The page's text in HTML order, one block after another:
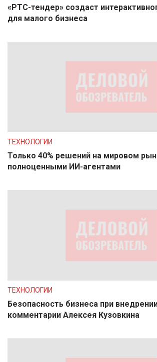
«РТС-тендер» создаст
для малого бизнеса
ТЕХНОЛОГИИ
Только 40% решений на мировом
полноценными ИИ-агентами
ТЕХНОЛОГИИ
Безопасность бизнеса при
комментарии Алексея Кузовкина